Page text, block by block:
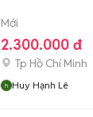
Mới
2.300.000 đ
Tp Hồ Chí Minh
Huy Hạnh Lê